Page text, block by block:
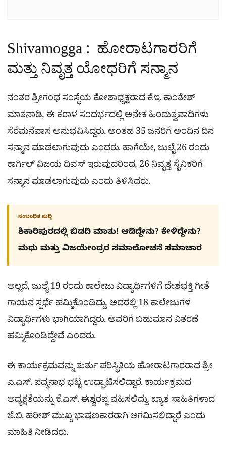
Shivamogga : ಹೋರಾಟಗಾರರಿಗೆ
ಮತ್ತು ನಿವೃತ್ತ ಯೋಧರಿಗೆ ಸನ್ಮಾನ
ನಂತರ ಶ್ರೀಗಂಧ ಸಂಸ್ಥೆಯ ಕೋಶಾಧ್ಯಕ್ಷರಾದ ಕೆ.ಇ. ಕಾಂತೇಶ್
ಮಾತನಾಡಿ, ಈ ಕರಾಳ ಸಂದರ್ಭದಲ್ಲಿ ಅನೇಕ ಹಿಂದುತ್ವವಾದಿಗಳು
ಸೆರೆಮನೆವಾಸ ಅನುಭವಿಸಿದ್ದರು. ಅಂತಹ 35 ಜನರಿಗೆ ಅಂದಿನ ದಿನ
ಸನ್ಮಾನ ಮಾಡಲಾಗುವುದು ಎಂದರು. ಹಾಗೆಯೇ, ಜುಲೈ 26 ರಂದು
ಕಾರ್ಗಿಲ್ ವಿಜಯ ದಿವಸ್ ಇರುವುದರಿಂದ, 26 ನಿವೃತ್ತ ಸೈನಿಕರಿಗೆ
ಸನ್ಮಾನ ಮಾಡಲಾಗುವುದು ಎಂದು ತಿಳಿಸಿದರು.
ಸಂಬಂಧಿತ ಸುದ್ದಿ
ಶಿಕಾರಿಪುರದಲ್ಲಿ ಬಿಡದಿ ಮಾತು! ಆಡಿದ್ದೇನು? ಕೇಳಿದ್ದೇನು?
ಮಧು ಮತ್ತು ವಿಜಯೇಂದ್ರರ ಸಮಾಲೋಚನೆ ಸಮಾಚಾರ
ಅಲ್ಲದೆ, ಜುಲೈ 19 ರಂದು ಕಾಲೇಜು ವಿದ್ಯಾರ್ಥಿಗಳಿಗೆ ದೇಶಭಕ್ತಿ ಗೀತೆ
ಗಾಯನ ಸ್ಪರ್ಧೆ ಹಮ್ಮಿಕೊಂಡಿದ್ದು, ಅದರಲ್ಲಿ 18 ಕಾಲೇಜುಗಳ
ವಿದ್ಯಾರ್ಥಿಗಳು ಭಾಗಿಯಾಗಿದ್ದರು. ಅವರಿಗೆ ಬಹುಮಾನ ವಿತರಣೆ
ಹಮ್ಮಿಕೊಂಡಿದ್ದೇವೆ ಎಂದರು.
ಈ ಕಾರ್ಯಕ್ರಮವನ್ನು ತುರ್ತು ಪರಿಸ್ಥಿತಿಯ ಹೋರಾಟಗಾರರಾದ ಶ್ರೀ
ಎ.ಎಸ್. ಪದ್ಮನಾಭ ಭಟ್ಟ ಉದ್ಘಾಟಿಸಲಿದ್ದಾರೆ. ಕಾರ್ಯಕ್ರಮದ
ಅಧ್ಯಕ್ಷತೆಯನ್ನು ಕೆ.ಎಸ್. ಈಶ್ವರಪ್ಪ ವಹಿಸಲಿದ್ದು, ಖ್ಯಾತ ಸಾಹಿತಿಗಳಾದ
ಜೆ.ಬಿ. ಹರೀಶ್ ಮುಖ್ಯ ಭಾಷಣಕಾರರಾಗಿ ಆಗಮಿಸಲಿದ್ದಾರೆ ಎಂದು
ಮಾಹಿತಿ ನೀಡಿದರು.